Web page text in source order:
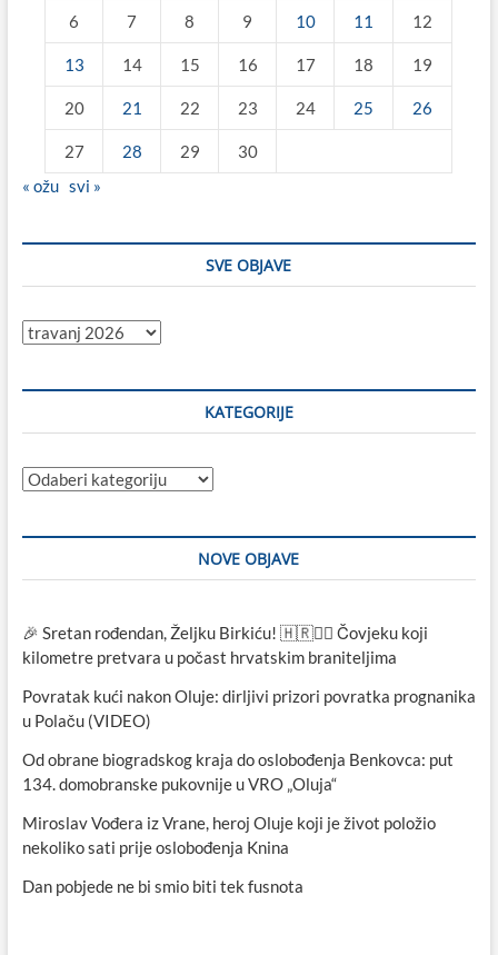
6 7 8 9 10 11 12
13 14 15 16 17 18 19
20 21 22 23 24 25 26
27 28 29
30
« ožu svi »
SVE OBJAVE
Sve
KATEGORIJE
Kategorije
NOVE OBJAVE
🎉 Sretan rođendan, Željku Birkiću! 🇭🇷🏃‍♂️ Čovjeku koji
kilometre pretvara u počast hrvatskim braniteljima
Povratak kući nakon Oluje: dirljivi prizori povratka prognanika
u Polaču (VIDEO)
Od obrane biogradskog kraja do oslobođenja Benkovca: put
134. domobranske pukovnije u VRO „Oluja“
Miroslav Vođera iz Vrane, heroj Oluje koji je život položio
nekoliko sati prije oslobođenja Knina
Dan pobjede ne bi smio biti tek fusnota